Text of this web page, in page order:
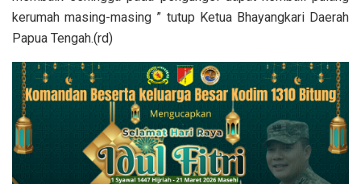
kerumah masing-masing ” tutup Ketua Bhayangkari Daerah
Papua Tengah.(rd)